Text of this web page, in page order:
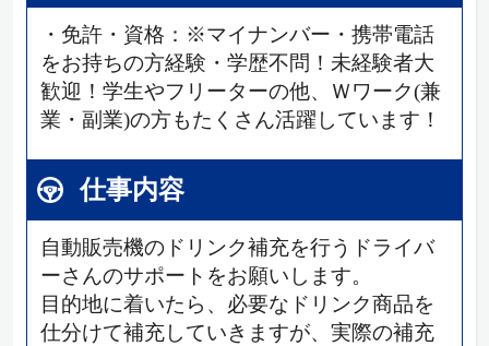
・免許・資格：※マイナンバー・携帯電話
をお持ちの方経験・学歴不問！未経験者大
歓迎！学生やフリーターの他、Ｗワーク(兼
業・副業)の方もたくさん活躍しています！
仕事内容
自動販売機のドリンク補充を行うドライバ
ーさんのサポートをお願いします。
目的地に着いたら、必要なドリンク商品を
仕分けて補充していきますが、実際の補充